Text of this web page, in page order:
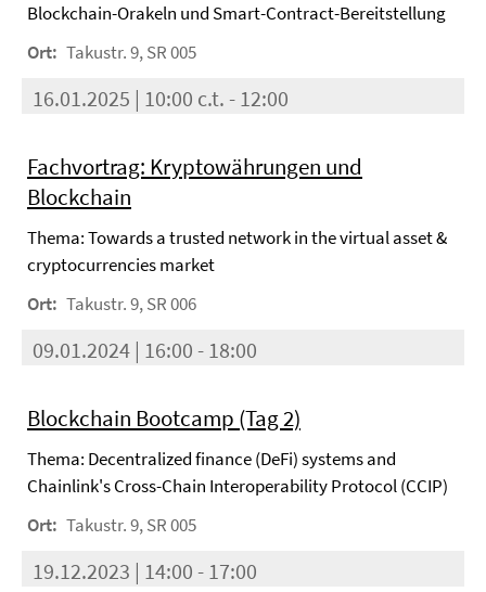
Blockchain-Orakeln und Smart-Contract-Bereitstellung
Ort: Takustr. 9, SR 005
16.01.2025 | 10:00 c.t. - 12:00
Fachvortrag: Kryptowährungen und
Blockchain
Thema: Towards a trusted network in the virtual asset &
cryptocurrencies market
Ort: Takustr. 9, SR 006
09.01.2024 | 16:00 - 18:00
Blockchain Bootcamp (Tag 2)
Thema: Decentralized finance (DeFi) systems and
Chainlink's Cross-Chain Interoperability Protocol (CCIP)
Ort: Takustr. 9, SR 005
19.12.2023 | 14:00 - 17:00